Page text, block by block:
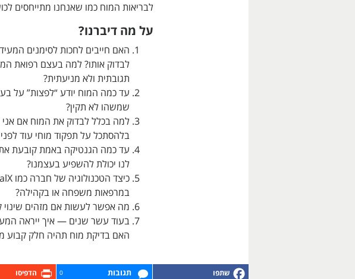
לבריאות המוח כמו שאנחנו מתייחסים
על מה דיברנו?
האם חייבים לחכות לסימנים
לבדוק אותו? למה בעצם רפואת
תגובתית ולא מניעתית?
עד כמה המוח יודע “לפצות” על
שמשהו לא תקין?
למה בכלל לבדוק את המוח אם
בלהסתכל על תפקוד מוחי עוד
עד כמה הגנטיקה באמת קובעת
לנו יכולת להשפיע בעצמנו?
במרפאות משפחה או בקהילה?
מה אפשר לעשות אם מזהים שינוי
בעוד עשר שנים — איך ייראה
האם בדיקת מוח תהיה חלק קבוע
תגובות 0